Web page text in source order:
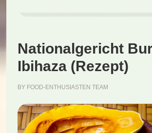
Nationalgericht
Ibihaza (Rezept)
BY FOOD-ENTHUSIASTEN TEAM